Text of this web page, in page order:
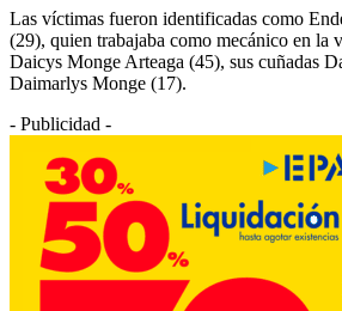
Las víctimas fueron identificadas como
(29), quien trabajaba como mecánico en la
Daicys Monge Arteaga (45), sus cuñadas
Daimarlys Monge (17).
- Publicidad -